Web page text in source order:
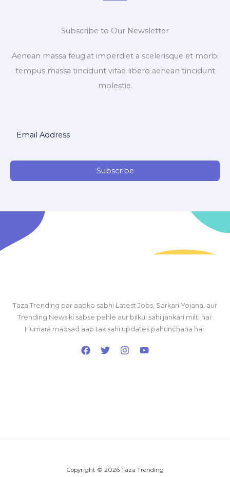
Subscribe to Our Newsletter
Aenean massa feugiat imperdiet a scelerisque et morbi
tempus massa tincidunt vitae libero aenean tincidunt
molestie.
Subscribe
Taza Trending par aapko sabhi Latest Jobs, Sarkari Yojana, aur
Trending News ki sabse pehle aur bilkul sahi jankari milti hai.
Humara maqsad aap tak sahi updates pahunchana hai.
Copyright © 2026 Taza Trending